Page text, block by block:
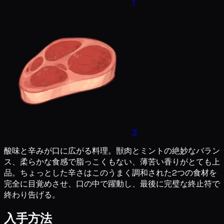
3
酸味と辛みが口に広がる料理。獣肉とミントの絶妙なバラン
ス、柔らかな食感で脂っこくもない、薄苦い香りがとても上
品。ちょっとした辛さはこのうまく調和された2つの食材を
完全に目覚めさせ、口の中で躍動し、最後に完璧な終止符で
終わり告げる。
入手方法